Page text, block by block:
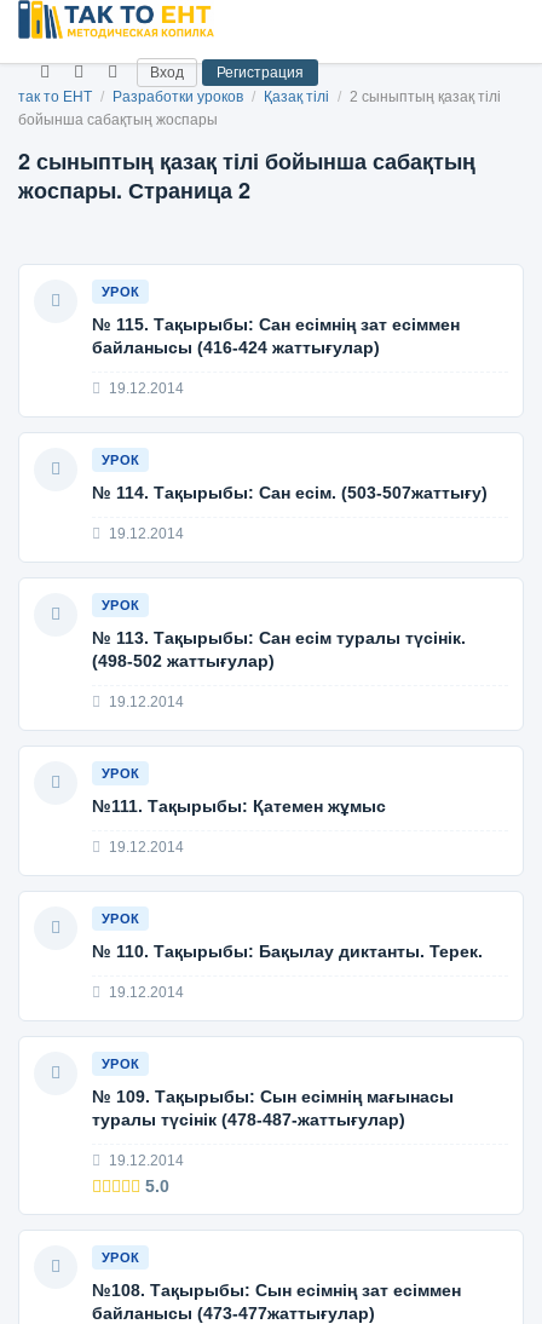
Вход
Регистрация
так то ЕНТ / Разработки уроков / Қазақ тілі / 2 сыныптың қазақ тілі
бойынша сабақтың жоспары
2 сыныптың қазақ тілі бойынша сабақтың
жоспары. Страница 2
УРОК
№ 115. Тақырыбы: Сан есімнің зат есіммен
байланысы (416-424 жаттығулар)
19.12.2014
УРОК
№ 114. Тақырыбы: Сан есім. (503-507жаттығу)
19.12.2014
УРОК
№ 113. Тақырыбы: Сан есім туралы түсінік.
(498-502 жаттығулар)
19.12.2014
УРОК
№111. Тақырыбы: Қатемен жұмыс
19.12.2014
УРОК
№ 110. Тақырыбы: Бақылау диктанты. Терек.
19.12.2014
УРОК
№ 109. Тақырыбы: Сын есімнің мағынасы
туралы түсінік (478-487-жаттығулар)
19.12.2014
5.0
УРОК
№108. Тақырыбы: Сын есімнің зат есіммен
байланысы (473-477жаттығулар)